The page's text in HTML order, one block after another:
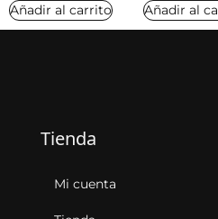
Añadir al carrito Añadir al
Tienda
Mi cuenta